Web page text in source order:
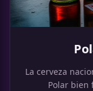
La cerveza
Polar bien